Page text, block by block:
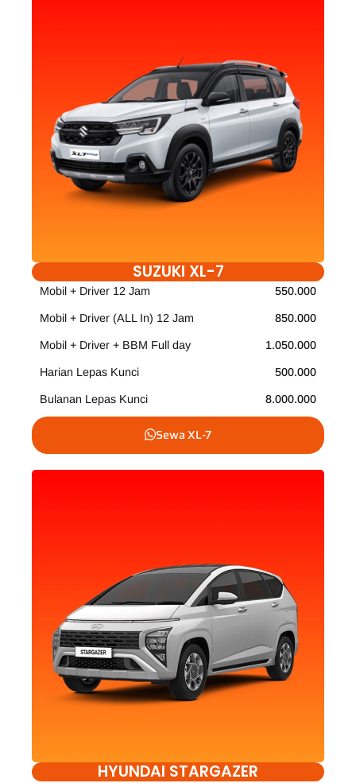
SUZUKI XL-7
Mobil + Driver 12 Jam 550.000
Mobil + Driver (ALL In) 12 Jam 850.000
Mobil + Driver + BBM Full day 1.050.000
Harian Lepas Kunci 500.000
Bulanan Lepas Kunci 8.000.000
Sewa XL-7
HYUNDAI STARGAZER